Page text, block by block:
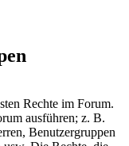
Rechte im Forum.
ausführen; z. B.
Benutzergruppen